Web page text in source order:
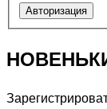
Авторизация